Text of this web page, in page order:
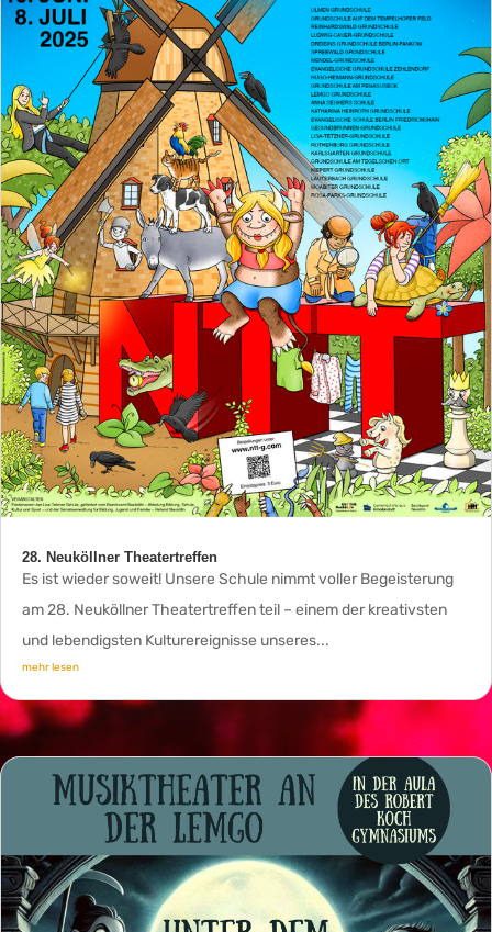
28. Neuköllner Theatertreffen
Es ist wieder soweit! Unsere Schule nimmt voller Begeisterung
am 28. Neuköllner Theatertreffen teil – einem der kreativsten
und lebendigsten Kulturereignisse unseres...
mehr lesen